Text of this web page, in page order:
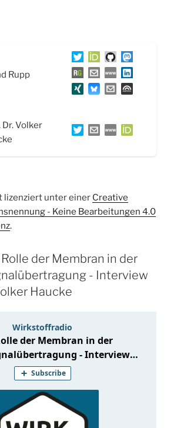
Rupp
Dr. Volker
unter einer Creative
- Keine Bearbeitungen 4.0
.
der Membran in der
- Interview
Haucke